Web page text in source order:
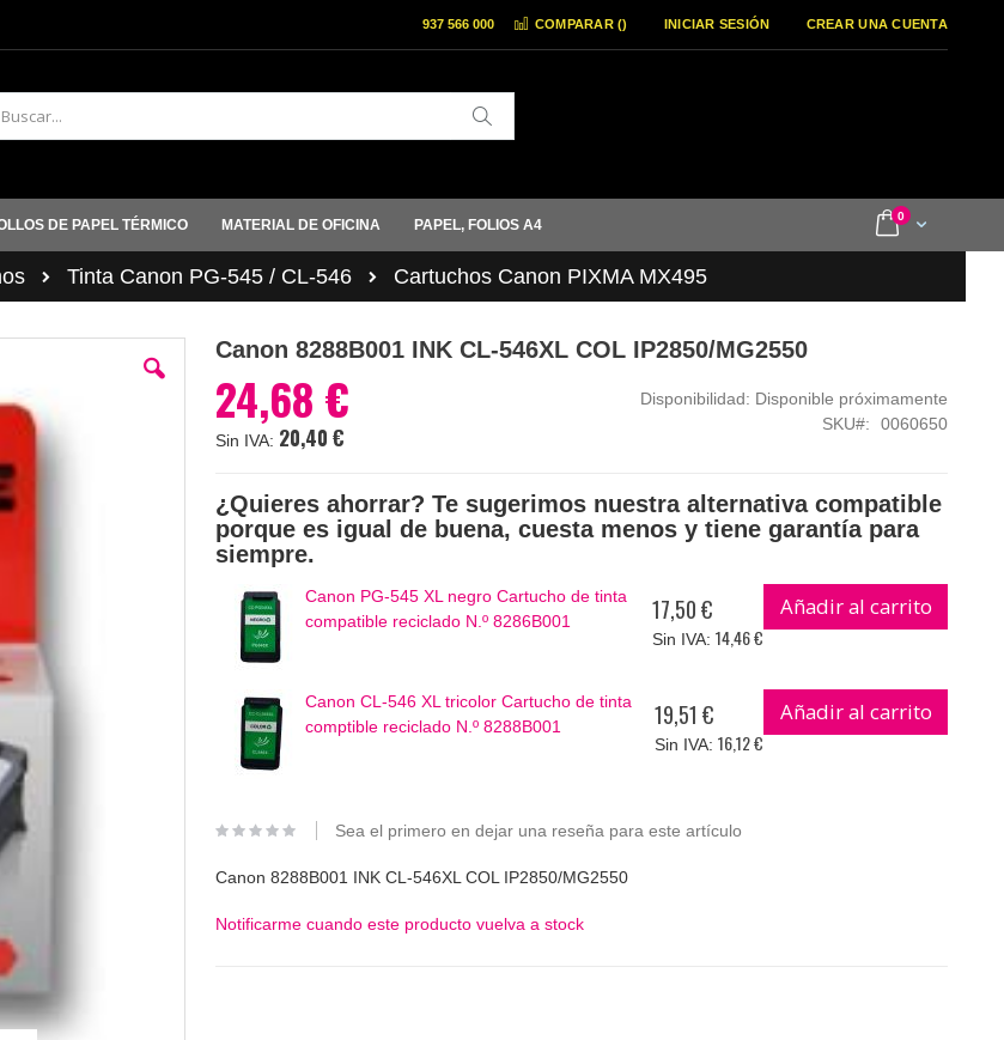
COMPARAR () INICIAR SESIÓN CREAR UNA CUENTA
937 566 000
Cart
0items
DE PAPEL TÉRMICO MATERIAL DE OFICINA PAPEL, FOLIOS A4
Tinta Canon PG-545 / CL-546 Cartuchos Canon PIXMA MX495
Canon 8288B001 INK CL-546XL COL IP2850/MG2550
24,68 €
20,40 €
Disponibilidad: Disponible próximamente
SKU
0060650
¿Quieres ahorrar? Te sugerimos nuestra alternativa compatible
porque es igual de buena, cuesta menos y tiene garantía para
siempre.
Canon PG-545 XL negro Cartucho de tinta
compatible reciclado N.º 8286B001
17,50 €
14,46 €
Añadir al carrito
Canon CL-546 XL tricolor Cartucho de tinta
comptible reciclado N.º 8288B001
19,51 €
16,12 €
Añadir al carrito
Sea el primero en dejar una reseña para este artículo
Canon 8288B001 INK CL-546XL COL IP2850/MG2550
Notificarme cuando este producto vuelva a stock